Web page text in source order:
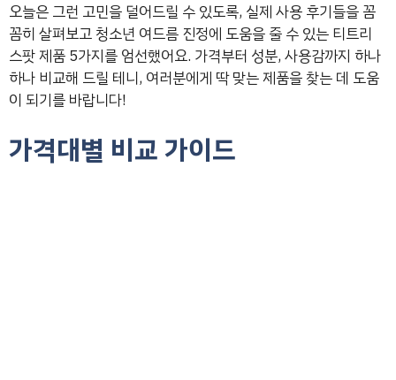
오늘은 그런 고민을 덜어드릴 수 있도록, 실제 사용 후기들을 꼼
꼼히 살펴보고 청소년 여드름 진정에 도움을 줄 수 있는 티트리
스팟 제품 5가지를 엄선했어요. 가격부터 성분, 사용감까지 하나
하나 비교해 드릴 테니, 여러분에게 딱 맞는 제품을 찾는 데 도움
이 되기를 바랍니다!
가격대별 비교 가이드